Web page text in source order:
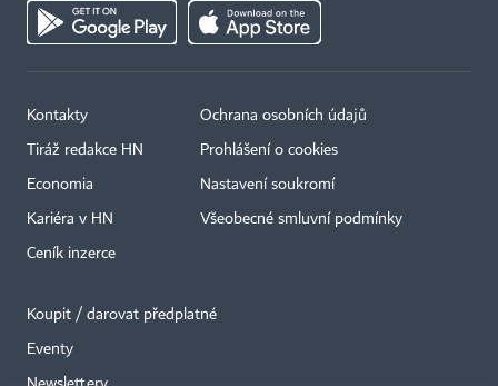
Kontakty
Tiráž redakce HN
Economia
Kariéra v HN
Ceník inzerce
Ochrana osobních údajů
Prohlášení o cookies
Nastavení soukromí
Všeobecné smluvní podmínky
Koupit / darovat předplatné
Eventy